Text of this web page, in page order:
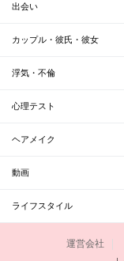
出会い
カップル・彼氏・彼女
浮気・不倫
心理テスト
ヘアメイク
動画
ライフスタイル
運営会社